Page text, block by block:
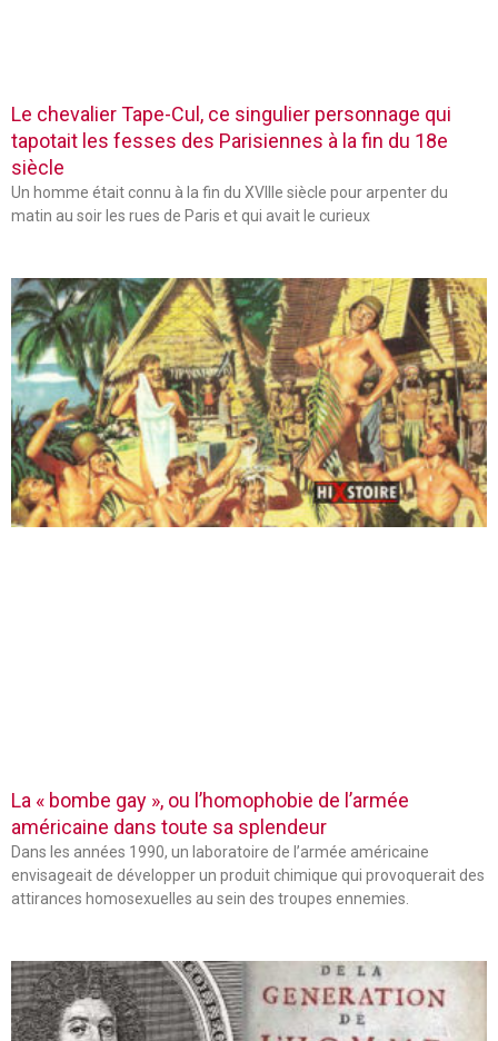
Le chevalier Tape-Cul, ce singulier personnage qui
tapotait les fesses des Parisiennes à la fin du 18e
siècle
Un homme était connu à la fin du XVIIIe siècle pour arpenter du
matin au soir les rues de Paris et qui avait le curieux
La « bombe gay », ou l’homophobie de l’armée
américaine dans toute sa splendeur
Dans les années 1990, un laboratoire de l’armée américaine
envisageait de développer un produit chimique qui provoquerait des
attirances homosexuelles au sein des troupes ennemies.